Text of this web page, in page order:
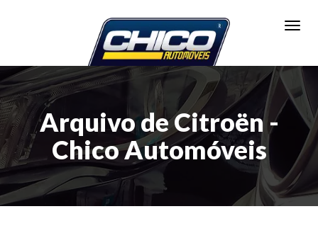
Arquivo de Citroën -
Chico Automóveis